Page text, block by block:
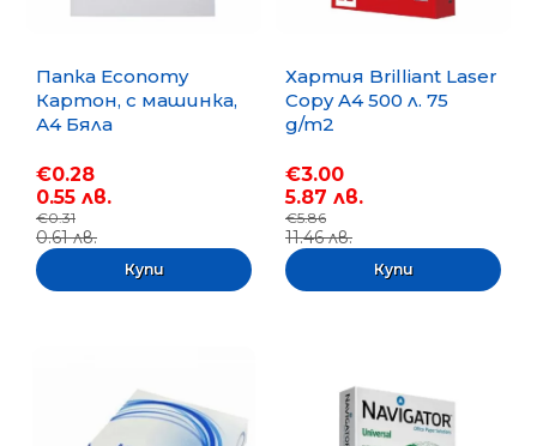
Папка Economy
Картон, с машинка,
А4 Бяла
€0.28
0.55 лв.
€0.31
0.61 лв.
Хартия Brilliant Laser
Copy A4 500 л. 75
g/m2
€3.00
5.87 лв.
€5.86
11.46 лв.